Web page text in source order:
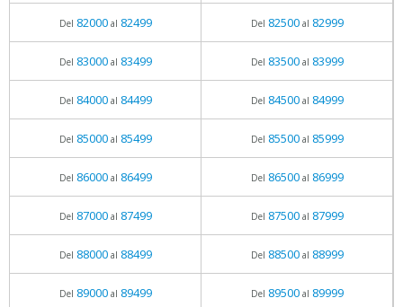
Del 82000al 82499 Del 82500al 82999
Del 83000al 83499 Del 83500al 83999
Del 84000al 84499 Del 84500al 84999
Del 85000al 85499 Del 85500al 85999
Del 86000al 86499 Del 86500al 86999
Del 87000al 87499 Del 87500al 87999
Del 88000al 88499 Del 88500al 88999
Del 89000al 89499 Del 89500al 89999